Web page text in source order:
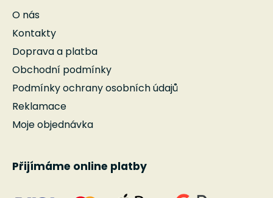
O nás
Kontakty
Doprava a platba
Obchodní podmínky
Podmínky ochrany osobních údajů
Reklamace
Moje objednávka
Přijímáme online platby